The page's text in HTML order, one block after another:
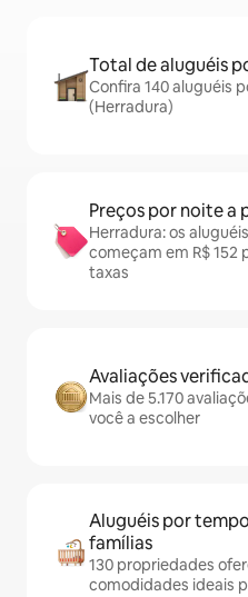
Total de aluguéis
Confira 140 aluguéis
(Herradura)
Preços por noite a
Herradura: os
começam em R$ 152
taxas
Avaliações
Mais de 5.170
você a escolher
Aluguéis por
famílias
130 propriedades
comodidades ideais